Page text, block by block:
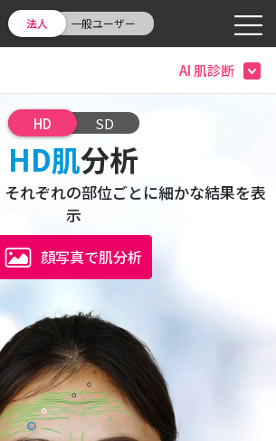
法人 一般ユーザー
AI 肌診断
HD SD
HD肌分析
れぞれの部位ごとに細かな結果を表
示
顔写真で肌分析